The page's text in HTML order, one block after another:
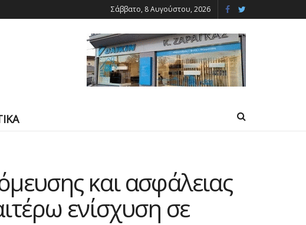
Σάββατο, 8 Αυγούστου, 2026
και ασφάλειας
ενίσχυση σε